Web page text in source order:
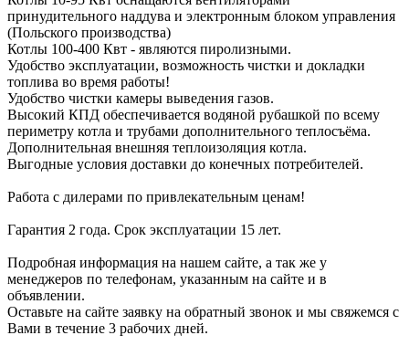
принудительного наддува и электронным блоком управления
(Польского производства)
Котлы 100-400 Квт - являются пиролизными.
Удобство эксплуатации, возможность чистки и докладки
топлива во время работы!
Удобство чистки камеры выведения газов.
Высокий КПД обеспечивается водяной рубашкой по всему
периметру котла и трубами дополнительного теплосъёма.
Дополнительная внешняя теплоизоляция котла.
Выгодные условия доставки до конечных потребителей.
Работа с дилерами по привлекательным ценам!
Гарантия 2 года. Срок эксплуатации 15 лет.
Подробная информация на нашем сайте, а так же у
менеджеров по телефонам, указанным на сайте и в
объявлении.
Оставьте на сайте заявку на обратный звонок и мы свяжемся с
Вами в течение 3 рабочих дней.